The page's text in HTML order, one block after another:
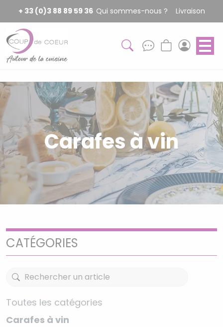
+ 33 (0)3 88 89 59 36 Qui sommes-nous ? Livraison
Carafes à vin
CATÉGORIES
Toutes les catégories
Carafes à vin
Panneau de gestion des cookies